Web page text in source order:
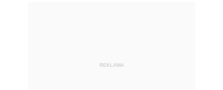
REKLAMA